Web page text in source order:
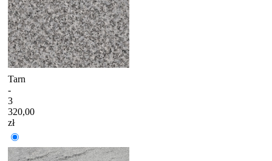
Tarn
-
3
320,00
zł